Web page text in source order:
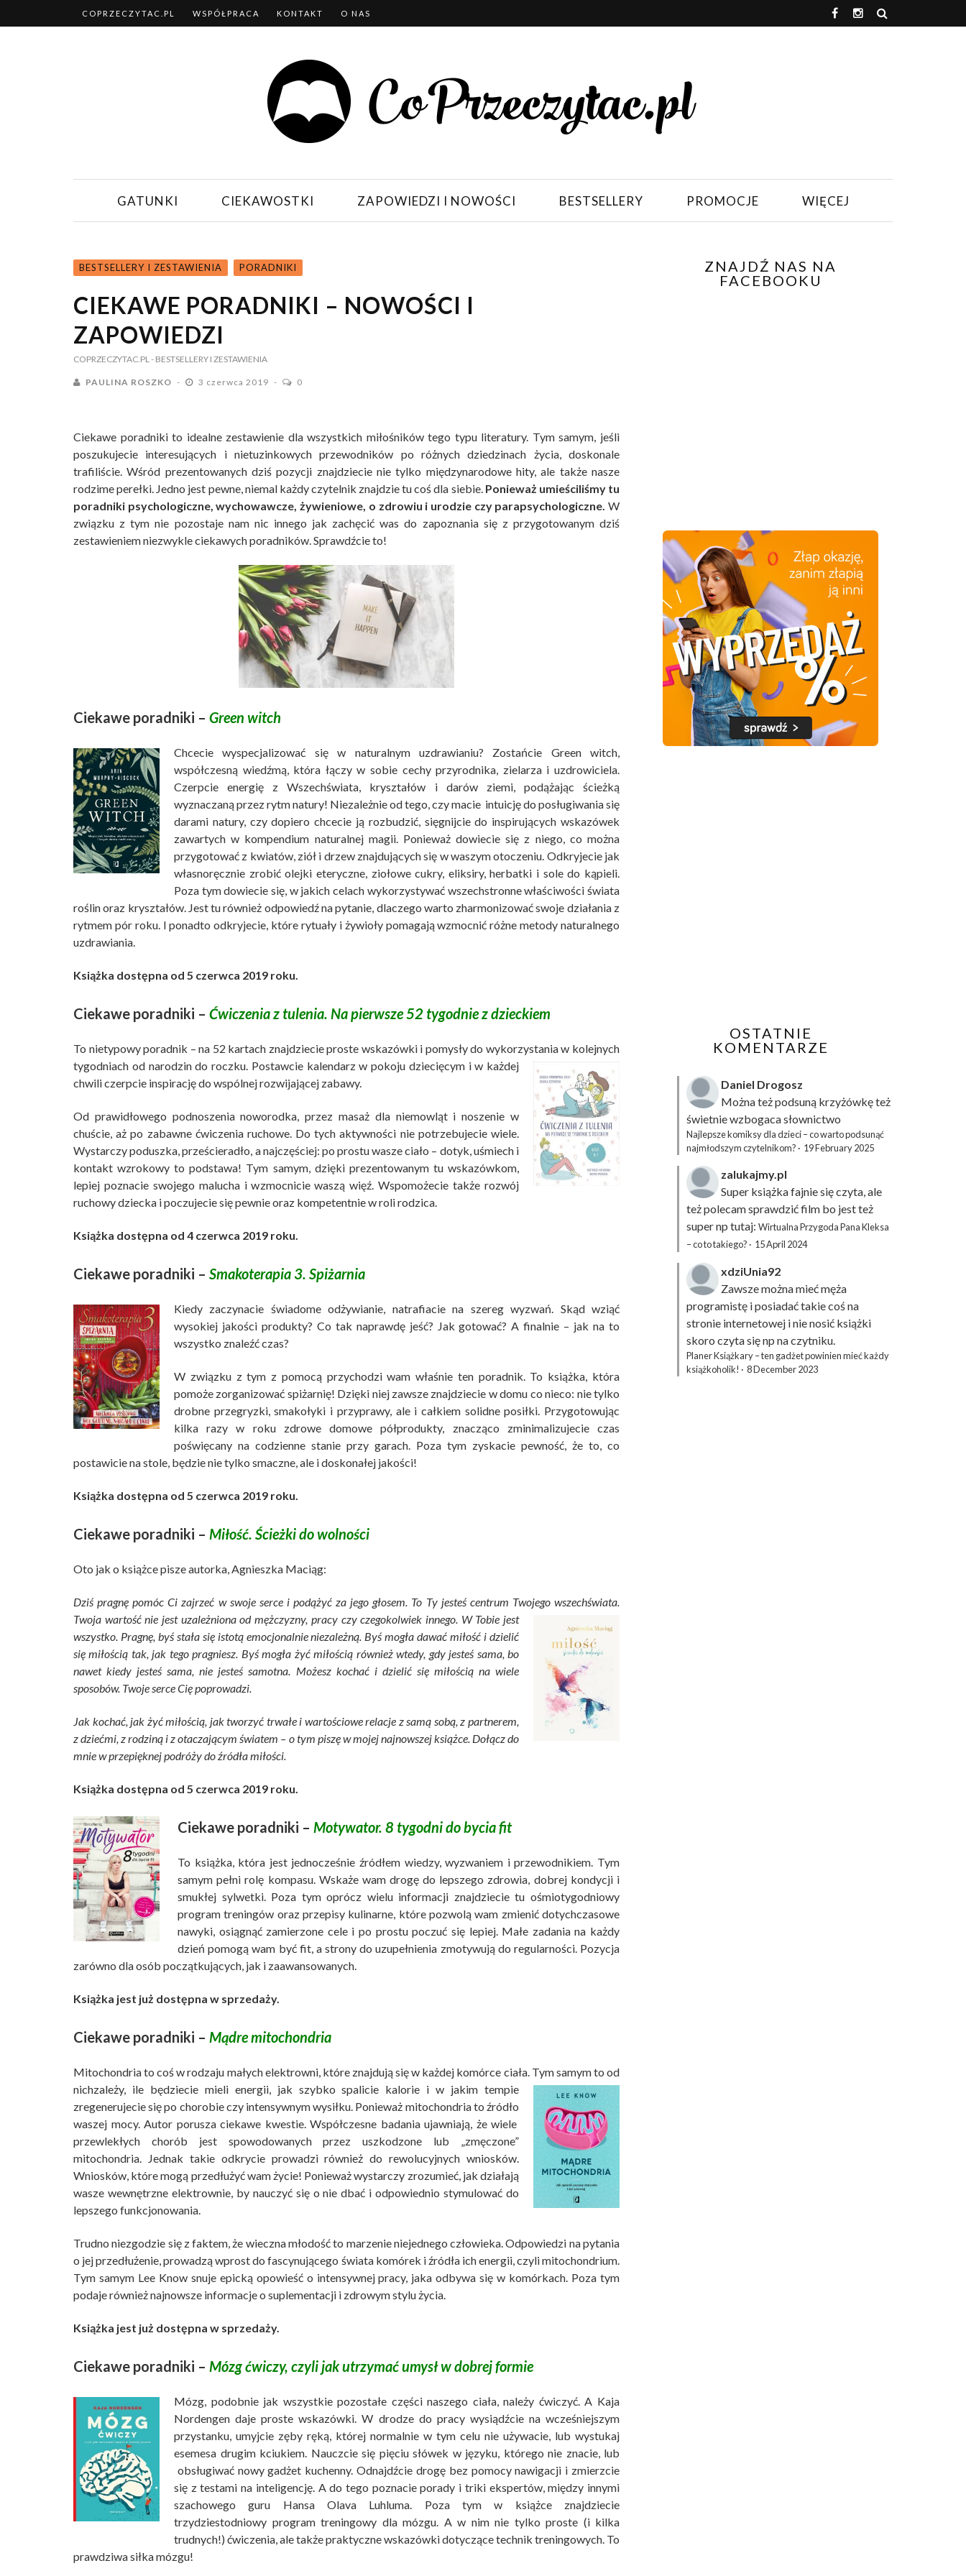
COPRZECZYTAC.PL WSPÓŁPRACA KONTAKT O NAS
GATUNKI CIEKAWOSTKI ZAPOWIEDZI I NOWOŚCI BESTSELLERY PROMOCJE WIĘCEJ
BESTSELLERY I ZESTAWIENIA PORADNIKI
CIEKAWE PORADNIKI – NOWOŚCI I
ZAPOWIEDZI
COPRZECZYTAC.PL- BESTSELLERY I ZESTAWIENIA
PAULINA ROSZKO 3 czerwca 2019 0
Ciekawe poradniki to idealne zestawienie dla wszystkich miłośników tego typu literatury. Tym samym, jeśli
poszukujecie interesujących i nietuzinkowych przewodników po różnych dziedzinach życia, doskonale
trafiliście. Wśród prezentowanych dziś pozycji znajdziecie nie tylko międzynarodowe hity, ale także nasze
rodzime perełki. Jedno jest pewne, niemal każdy czytelnik znajdzie tu coś dla siebie. Ponieważ umieściliśmy tu
poradniki psychologiczne, wychowawcze, żywieniowe, o zdrowiu i urodzie czy parapsychologiczne. W
związku z tym nie pozostaje nam nic innego jak zachęcić was do zapoznania się z przygotowanym dziś
zestawieniem niezwykle ciekawych poradników. Sprawdźcie to!
Ciekawe poradniki – Green witch
Chcecie wyspecjalizować się w naturalnym uzdrawianiu? Zostańcie Green witch,
współczesną wiedźmą, która łączy w sobie cechy przyrodnika, zielarza i uzdrowiciela.
Czerpcie energię z Wszechświata, kryształów i darów ziemi, podążając ścieżką
wyznaczaną przez rytm natury! Niezależnie od tego, czy macie intuicję do posługiwania się
darami natury, czy dopiero chcecie ją rozbudzić, sięgnijcie do inspirujących wskazówek
zawartych w kompendium naturalnej magii. Ponieważ dowiecie się z niego, co można
przygotować z kwiatów, ziół i drzew znajdujących się w waszym otoczeniu. Odkryjecie jak
własnoręcznie zrobić olejki eteryczne, ziołowe cukry, eliksiry, herbatki i sole do kąpieli.
Poza tym dowiecie się, w jakich celach wykorzystywać wszechstronne właściwości świata
roślin oraz kryształów. Jest tu również odpowiedź na pytanie, dlaczego warto zharmonizować swoje działania z
rytmem pór roku. I ponadto odkryjecie, które rytuały i żywioły pomagają wzmocnić różne metody naturalnego
uzdrawiania.
Książka dostępna od 5 czerwca 2019 roku.
Ciekawe poradniki – Ćwiczenia z tulenia. Na pierwsze 52 tygodnie z dzieckiem
To nietypowy poradnik – na 52 kartach znajdziecie proste wskazówki i pomysły do wykorzystania w kolejnych
tygodniach od narodzin do roczku. Postawcie kalendarz w pokoju dziecięcym i w każdej
chwili czerpcie inspirację do wspólnej rozwijającej zabawy.
Od prawidłowego podnoszenia noworodka, przez masaż dla niemowląt i noszenie w
chuście, aż po zabawne ćwiczenia ruchowe. Do tych aktywności nie potrzebujecie wiele.
Wystarczy poduszka, prześcieradło, a najczęściej: po prostu wasze ciało – dotyk, uśmiech i
kontakt wzrokowy to podstawa! Tym samym, dzięki prezentowanym tu wskazówkom,
lepiej poznacie swojego malucha i wzmocnicie waszą więź. Wspomożecie także rozwój
ruchowy dziecka i poczujecie się pewnie oraz kompetentnie w roli rodzica.
Książka dostępna od 4 czerwca 2019 roku.
Ciekawe poradniki – Smakoterapia 3. Spiżarnia
Kiedy zaczynacie świadome odżywianie, natrafiacie na szereg wyzwań. Skąd wziąć
wysokiej jakości produkty? Co tak naprawdę jeść? Jak gotować? A finalnie – jak na to
wszystko znaleźć czas?
W związku z tym z pomocą przychodzi wam właśnie ten poradnik. To książka, która
pomoże zorganizować spiżarnię! Dzięki niej zawsze znajdziecie w domu co nieco: nie tylko
drobne przegryzki, smakołyki i przyprawy, ale i całkiem solidne posiłki. Przygotowując
kilka razy w roku zdrowe domowe półprodukty, znacząco zminimalizujecie czas
poświęcany na codzienne stanie przy garach. Poza tym zyskacie pewność, że to, co
postawicie na stole, będzie nie tylko smaczne, ale i doskonałej jakości!
Książka dostępna od 5 czerwca 2019 roku.
Ciekawe poradniki – Miłość. Ścieżki do wolności
Oto jak o książce pisze autorka, Agnieszka Maciąg:
Dziś pragnę pomóc Ci zajrzeć w swoje serce i podążyć za jego głosem. To Ty jesteś centrum Twojego wszechświata.
Twoja wartość nie jest uzależniona od mężczyzny, pracy czy czegokolwiek innego. W Tobie jest
wszystko. Pragnę, byś stała się istotą emocjonalnie niezależną. Byś mogła dawać miłość i dzielić
się miłością tak, jak tego pragniesz. Byś mogła żyć miłością również wtedy, gdy jesteś sama, bo
nawet kiedy jesteś sama, nie jesteś samotna. Możesz kochać i dzielić się miłością na wiele
sposobów. Twoje serce Cię poprowadzi.
Jak kochać, jak żyć miłością, jak tworzyć trwałe i wartościowe relacje z samą sobą, z partnerem,
z dziećmi, z rodziną i z otaczającym światem – o tym piszę w mojej najnowszej książce. Dołącz do
mnie w przepięknej podróży do źródła miłości.
Książka dostępna od 5 czerwca 2019 roku.
Ciekawe poradniki – Motywator. 8 tygodni do bycia fit
To książka, która jest jednocześnie źródłem wiedzy, wyzwaniem i przewodnikiem. Tym
samym pełni rolę kompasu. Wskaże wam drogę do lepszego zdrowia, dobrej kondycji i
smukłej sylwetki. Poza tym oprócz wielu informacji znajdziecie tu ośmiotygodniowy
program treningów oraz przepisy kulinarne, które pozwolą wam zmienić dotychczasowe
nawyki, osiągnąć zamierzone cele i po prostu poczuć się lepiej. Małe zadania na każdy
dzień pomogą wam być fit, a strony do uzupełnienia zmotywują do regularności. Pozycja
zarówno dla osób początkujących, jak i zaawansowanych.
Książka jest już dostępna w sprzedaży.
Ciekawe poradniki – Mądre mitochondria
Mitochondria to coś w rodzaju małych elektrowni, które znajdują się w każdej komórce ciała. Tym samym to od
nichzależy, ile będziecie mieli energii, jak szybko spalicie kalorie i w jakim tempie
zregenerujecie się po chorobie czy intensywnym wysiłku. Ponieważ mitochondria to źródło
waszej mocy. Autor porusza ciekawe kwestie. Współczesne badania ujawniają, że wiele
przewlekłych chorób jest spowodowanych przez uszkodzone lub „zmęczone”
mitochondria. Jednak takie odkrycie prowadzi również do rewolucyjnych wniosków.
Wniosków, które mogą przedłużyć wam życie! Ponieważ wystarczy zrozumieć, jak działają
wasze wewnętrzne elektrownie, by nauczyć się o nie dbać i odpowiednio stymulować do
lepszego funkcjonowania.
Trudno niezgodzie się z faktem, że wieczna młodość to marzenie niejednego człowieka. Odpowiedzi na pytania
o jej przedłużenie, prowadzą wprost do fascynującego świata komórek i źródła ich energii, czyli mitochondrium.
Tym samym Lee Know snuje epicką opowieść o intensywnej pracy, jaka odbywa się w komórkach. Poza tym
podaje również najnowsze informacje o suplementacji i zdrowym stylu życia.
Książka jest już dostępna w sprzedaży.
Ciekawe poradniki – Mózg ćwiczy, czyli jak utrzymać umysł w dobrej formie
Mózg, podobnie jak wszystkie pozostałe części naszego ciała, należy ćwiczyć. A Kaja
Nordengen daje proste wskazówki. W drodze do pracy wysiądźcie na wcześniejszym
przystanku, umyjcie zęby ręką, której normalnie w tym celu nie używacie, lub wystukaj
esemesa drugim kciukiem. Nauczcie się pięciu słówek w języku, którego nie znacie, lub
obsługiwać nowy gadżet kuchenny. Odnajdźcie drogę bez pomocy nawigacji i zmierzcie
się z testami na inteligencję. A do tego poznacie porady i triki ekspertów, między innymi
szachowego guru Hansa Olava Luhluma. Poza tym w książce znajdziecie
trzydziestodniowy program treningowy dla mózgu. A w nim nie tylko proste (i kilka
trudnych!) ćwiczenia, ale także praktyczne wskazówki dotyczące technik treningowych. To
prawdziwa siłka mózgu!
ZNAJDŹ NAS NA
FACEBOOKU
OSTATNIE
KOMENTARZE
Daniel Drogosz
Można też podsuną krzyżówkęteż
świetnie wzbogaca słownictwo
Najlepsze komiksy dla dzieci – co warto podsunąć
najmłodszym czytelnikom? · 19 February 2025
zalukajmy.pl
Super książka fajnie się czyta, ale
też polecam sprawdzić film bo jest też
super np tutaj: Wirtualna Przygoda Pana Kleksa
– co to takiego? · 15 April 2024
xdziUnia92
Zawsze można mieć męża
programistę i posiadać takie coś na
stronie internetowej i nie nosić książki
skoro czyta się np na czytniku.
Planer Książkary – ten gadżet powinien mieć każdy
książkoholik! · 8 December 2023